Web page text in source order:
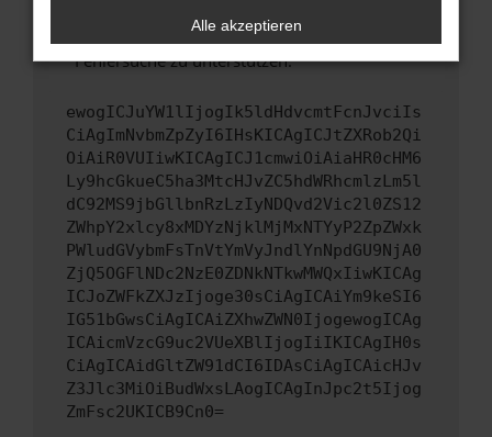
uns diesen Text schicken, um uns bei der
Fehlersuche zu unterstützen:
ewogICJuYW1lIjogIk5ldHdvcmtFcnJvciIs
CiAgImNvbmZpZyI6IHsKICAgICJtZXRob2Qi
OiAiR0VUIiwKICAgICJ1cmwiOiAiaHR0cHM6
Ly9hcGkueC5ha3MtcHJvZC5hdWRhcmlzLm5l
dC92MS9jbGllbnRzLzIyNDQvd2Vic2l0ZS12
ZWhpY2xlcy8xMDYzNjklMjMxNTYyP2ZpZWxk
PWludGVybmFsTnVtYmVyJndlYnNpdGU9NjA0
ZjQ5OGFlNDc2NzE0ZDNkNTkwMWQxIiwKICAg
ICJoZWFkZXJzIjoge30sCiAgICAiYm9keSI6
IG51bGwsCiAgICAiZXhwZWN0IjogewogICAg
ICAicmVzcG9uc2VUeXBlIjogIiIKICAgIH0s
CiAgICAidGltZW91dCI6IDAsCiAgICAicHJv
Z3Jlc3MiOiBudWxsLAogICAgInJpc2t5Ijog
ZmFsc2UKICB9Cn0=
Alle akzeptieren